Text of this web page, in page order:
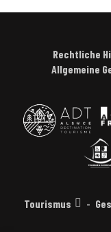
Rechtliche
Allgemeine
Tourismus